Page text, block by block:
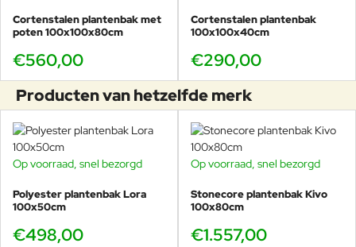
Cortenstalen plantenbak met
poten 100x100x80cm
€560,00
Cortenstalen plantenbak
100x100x40cm
€290,00
Producten van hetzelfde merk
Op voorraad, snel bezorgd
Polyester plantenbak Lora
100x50cm
€498,00
Op voorraad, snel bezorgd
Stonecore plantenbak Kivo
100x80cm
€1.557,00